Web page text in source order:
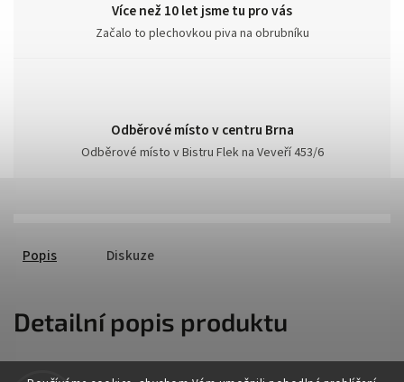
Více než 10 let jsme tu pro vás
Začalo to plechovkou piva na obrubníku
Odběrové místo v centru Brna
Odběrové místo v Bistru Flek na Veveří 453/6
Popis Diskuze
Detailní popis produktu